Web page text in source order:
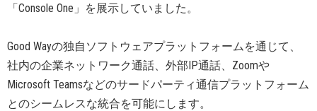
「Console One」を展示していました。
Good Wayの独自ソフトウェアプラットフォームを通じて、
社内の企業ネットワーク通話、外部IP通話、Zoomや
Microsoft Teamsなどのサードパーティ通信プラットフォーム
とのシームレスな統合を可能にします。